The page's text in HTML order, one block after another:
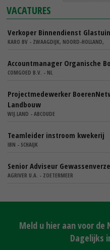
VACATURES
Verkoper Binnendienst
KARO BV - ZWAAGDIJK, NOORD-HOLLAND,
Accountmanager Organische
COMGOED B.V. - NL
Projectmedewerker
Landbouw
WIJ.LAND - ABCOUDE
Teamleider instroom kwekerij
IBN - SCHAIJK
Senior Adviseur
AGRIVER U.A. - ZOETERMEER
Meld u hier aan voor
Dagelijks